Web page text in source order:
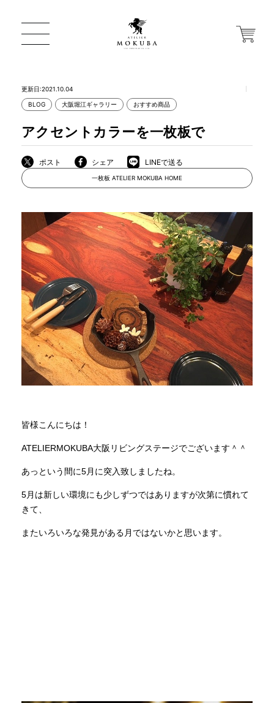
店舗から探す
MOKUBA について
商品情報
直営店
イベント
新入荷情報
納品事例
更新日:2021.10.04
BLOG 大阪堀江ギャラリー おすすめ商品
アクセントカラーを一枚板で
ポスト シェア LINEで送る
一枚板 ATELIER MOKUBA HOME
皆様こんにちは！
ATELIERMOKUBA大阪リビングステージでございます＾＾
あっという間に5月に突入致しましたね。
5月は新しい環境にも少しずつではありますが次第に慣れて
きて、
またいろいろな発見がある月ではないかと思います。